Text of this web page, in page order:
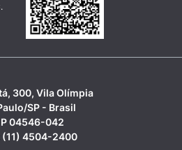
300, Vila Olímpia
SP - Brasil
04546-042
(11) 4504-2400